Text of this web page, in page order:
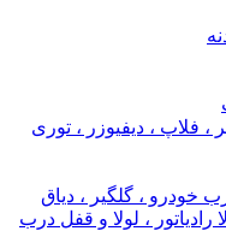
فلاپ ، دیفیوزر ، توری
خودرو ، گلگیر ، دیاق
، لولا و قفل درب